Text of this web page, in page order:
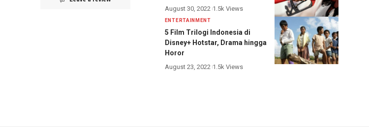
August 30, 2022 1.5k Views
ENTERTAINMENT
5 Film Trilogi Indonesia di
Disney+ Hotstar, Drama hingga
Horor
August 23, 2022 1.5k Views